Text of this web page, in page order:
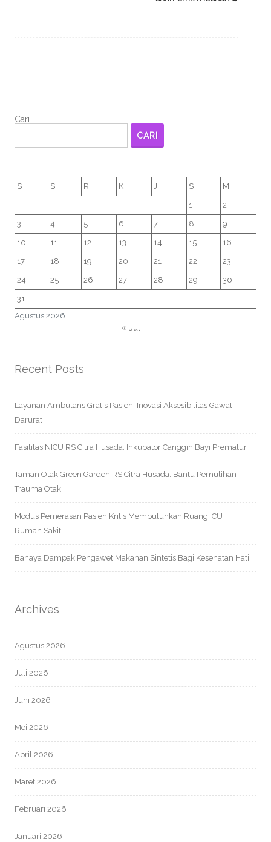
Cari
CARI
Agustus 2026
S S R K J S M
1 2
3 4 5 6 7 8 9
10 11 12 13 14 15 16
17 18 19 20 21 22 23
24 25 26 27 28 29 30
31
« Jul
Recent Posts
Layanan Ambulans Gratis Pasien: Inovasi Aksesibilitas Gawat
Darurat
Fasilitas NICU RS Citra Husada: Inkubator Canggih Bayi Prematur
Taman Otak Green Garden RS Citra Husada: Bantu Pemulihan
Trauma Otak
Modus Pemerasan Pasien Kritis Membutuhkan Ruang ICU
Rumah Sakit
Bahaya Dampak Pengawet Makanan Sintetis Bagi Kesehatan Hati
Archives
Agustus 2026
Juli 2026
Juni 2026
Mei 2026
April 2026
Maret 2026
Februari 2026
Januari 2026